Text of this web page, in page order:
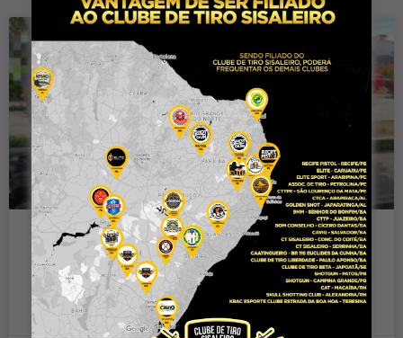
Mototaxista e passageira ficam feridos
após mulher enganchar pé no pneu da
moto e cairem em Conceição do Coité